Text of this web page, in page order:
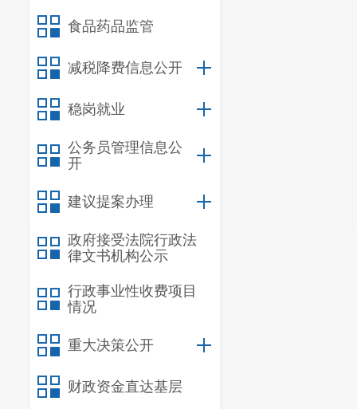
食品药品监管
减税降费信息公开
稳岗就业
公务员管理信息公
开
建议提案办理
政府接受法院行政法
律文书机构公示
行政事业性收费项目
情况
重大决策公开
财政资金直达基层